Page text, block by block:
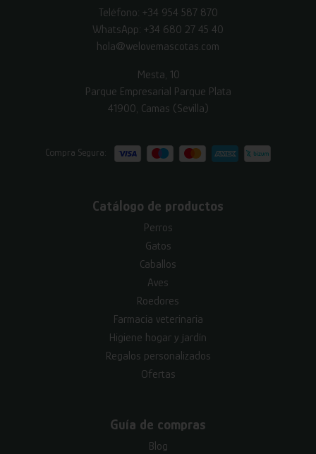
Teléfono: +34 954 587 870
WhatsApp: +34 680 27 45 40
hola@welovemascotas.com
Mesta, 10
Parque Empresarial Parque Plata
41900, Camas (Sevilla)
Compra Segura:
Catálogo de productos
Perros
Gatos
Caballos
Aves
Roedores
Farmacia veterinaria
Higiene hogar y jardín
Regalos personalizados
Ofertas
Guía de compras
Blog